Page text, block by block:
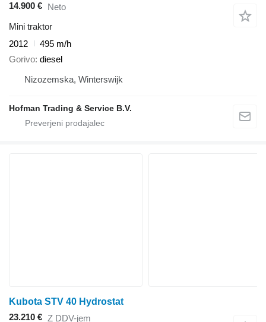
14.900 € Neto
Mini traktor
2012
495 m/h
Gorivo diesel
Nizozemska, Winterswijk
Hofman Trading & Service B.V.
Kubota STV 40 Hydrostat
23.210 € Z DDV-jem